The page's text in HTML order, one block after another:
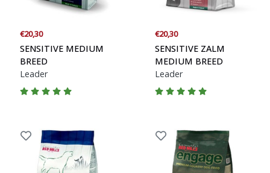
€20,30
SENSITIVE MEDIUM
BREED
Leader
€20,30
SENSITIVE ZALM
MEDIUM BREED
Leader